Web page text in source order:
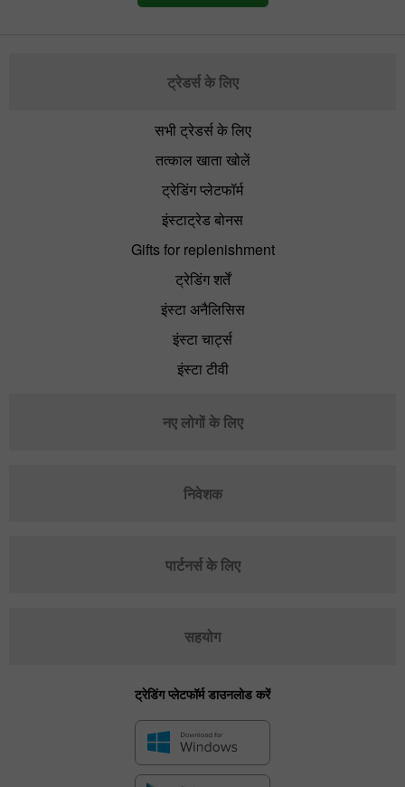
ट्रेडर्स के लिए
सभी ट्रेडर्स के लिए
तत्काल खाता खोलें
ट्रेडिंग प्लेटफॉर्म
इंस्टाट्रेड बोनस
Gifts for replenishment
ट्रेडिंग शर्तें
इंस्टा अनैलिसिस
इंस्टा चार्ट्स
इंस्टा टीवी
नए लोगों के लिए
निवेशक
पार्टनर्स के लिए
सहयोग
ट्रेडिंग प्लेटफॉर्म डाउनलोड करें